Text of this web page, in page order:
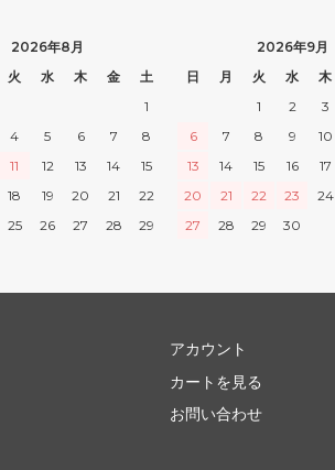
2026年8月
火 水 木 金
土
1
4 5 6 7
8
11 12 13 14
15
18 19 20 21
22
25 26 27 28
29
2026年9月
日
月 火 水 木
1
2 3
6
7 8 9 10
13
14 15 16 17
20
21 22 23 24
27
28 29 30
アカウント
カートを見る
お問い合わせ